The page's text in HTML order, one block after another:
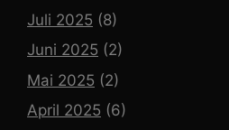
Juli 2025 (8)
Juni 2025 (2)
Mai 2025 (2)
April 2025 (6)